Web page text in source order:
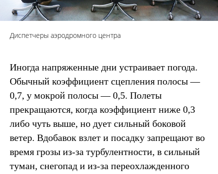
Диспетчеры аэродромного центра
Иногда напряженные дни устраивает погода.
Обычный коэффициент сцепления полосы —
0,7, у мокрой полосы — 0,5. Полеты
прекращаются, когда коэффициент ниже 0,3
либо чуть выше, но дует сильный боковой
ветер. Вдобавок взлет и посадку запрещают во
время грозы из-за турбулентности, в сильный
туман, снегопад и из-за переохлажденного